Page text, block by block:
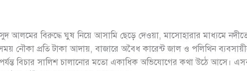
আলমের বিরুদ্ধে ঘুষ নিয়ে আসামি ছেড়ে দেওয়া, মাসোহারার মাধ্যমে
নৌকা প্রতি টাকা আদায়, বাজারে অবৈধ কারেন্ট জাল ও পলিথিন
বিচার সালিশ চালানোর মতো একাধিক অভিযোগের কথা উঠে আসে। এসব